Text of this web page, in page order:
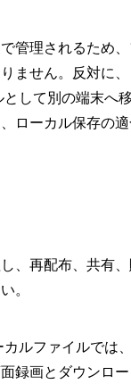
管理されるため
ません。反対に、
して別の端末へ
ローカル保存の
、再配布、共有
。
ルファイルでは
録画とダウンロ